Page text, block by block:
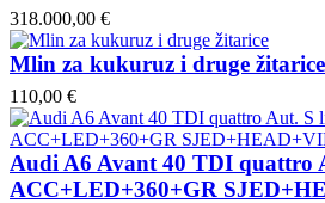
318.000,00 €
Mlin za kukuruz i druge žitarice
110,00 €
Audi A6 Avant 40 TDI quattro
ACC+LED+360+GR